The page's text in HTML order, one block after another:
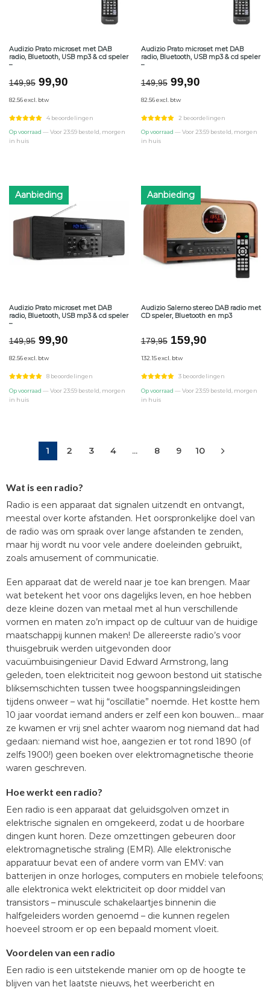
Audizio Prato microset met DAB
radio, Bluetooth, USB mp3 & cd speler
–
149,95 Oorspronkelijke
was:
€149,95.
99,90Huidige
€99,90.
82.56 excl. btw
4 beoordelingen
Op voorraad — Voor 23:59 besteld, morgen
in huis
Audizio Prato microset met DAB
radio, Bluetooth, USB mp3 & cd speler
–
149,95 Oorspronkelijke
was:
€149,95.
99,90Huidige
€99,90.
82.56 excl. btw
2 beoordelingen
Op voorraad — Voor 23:59 besteld, morgen
in huis
Aanbieding
Audizio Prato microset met DAB
radio, Bluetooth, USB mp3 & cd speler
–
149,95 Oorspronkelijke
was:
€149,95.
99,90Huidige
€99,90.
82.56 excl. btw
8 beoordelingen
Op voorraad — Voor 23:59 besteld, morgen
in huis
Aanbieding
Audizio Salerno stereo DAB radio met
CD speler, Bluetooth en mp3
179,95 Oorspronkelijke
was:
€179,95.
159,90Huidige
€159,90.
132.15 excl. btw
3 beoordelingen
Op voorraad — Voor 23:59 besteld, morgen
in huis
1 2 3 4 … 8 9 10
Wat is een radio?
Radio is een apparaat dat signalen uitzendt en ontvangt,
meestal over korte afstanden. Het oorspronkelijke doel van
de radio was om spraak over lange afstanden te zenden,
maar hij wordt nu voor vele andere doeleinden gebruikt,
zoals amusement of communicatie.
Een apparaat dat de wereld naar je toe kan brengen. Maar
wat betekent het voor ons dagelijks leven, en hoe hebben
deze kleine dozen van metaal met al hun verschillende
vormen en maten zo’n impact op de cultuur van de huidige
maatschappij kunnen maken! De allereerste radio’s voor
thuisgebruik werden uitgevonden door
vacuümbuisingenieur David Edward Armstrong, lang
geleden, toen elektriciteit nog gewoon bestond uit statische
bliksemschichten tussen twee hoogspanningsleidingen
tijdens onweer – wat hij “oscillatie” noemde. Het kostte hem
10 jaar voordat iemand anders er zelf een kon bouwen… maar
ze kwamen er vrij snel achter waarom nog niemand dat had
gedaan: niemand wist hoe, aangezien er tot rond 1890 (of
zelfs 1900!) geen boeken over elektromagnetische theorie
waren geschreven.
Hoe werkt een radio?
Een radio is een apparaat dat geluidsgolven omzet in
elektrische signalen en omgekeerd, zodat u de hoorbare
dingen kunt horen. Deze omzettingen gebeuren door
elektromagnetische straling (EMR). Alle elektronische
apparatuur bevat een of andere vorm van EMV: van
batterijen in onze horloges, computers en mobiele telefoons;
alle elektronica wekt elektriciteit op door middel van
transistors – minuscule schakelaartjes binnenin die
halfgeleiders worden genoemd – die kunnen regelen
hoeveel stroom er op een bepaald moment vloeit.
Voordelen van een radio
Een radio is een uitstekende manier om op de hoogte te
blijven van het laatste nieuws, het weerbericht en